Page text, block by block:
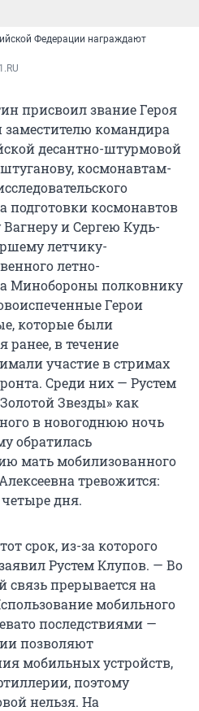
Федерации награждают
присвоил звание Героя
командира
десантно-штурмовой
космонавтам-
подготовки космонавтов
и Сергею Кудь-
летчику-
летно-
Минобороны полковнику
Герои
которые были
ранее, в течение
участие в стримах
Среди них — Рустем
Звезды» как
в новогоднюю ночь
обратилась
мать мобилизованного
тревожится:
дня.
срок, из-за которого
Рустем Клупов. — Во
связь прерывается на
мобильного
последствиями —
позволяют
мобильных устройств,
поэтому
нельзя. На